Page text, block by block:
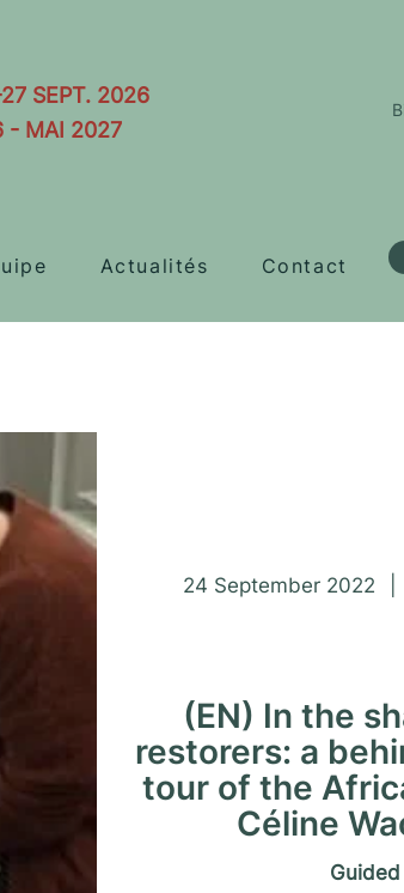
27 SEPT. 2026
- MAI 2027
Actualités Contact
24 September 2022
(EN) In the
restorers: a
tour of the
Céline